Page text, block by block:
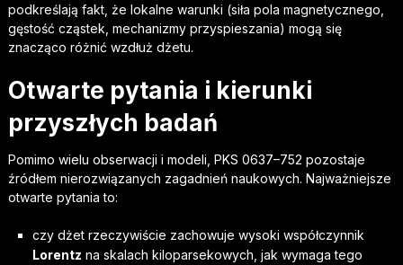
podkreślają fakt, że lokalne warunki (siła pola magnetycznego,
gęstość cząstek, mechanizmy przyspieszania) mogą się
znacząco różnić wzdłuż dżetu.
Otwarte pytania i kierunki
przyszłych badań
Pomimo wielu obserwacji i modeli, PKS 0637–752 pozostaje
źródłem nierozwiązanych zagadnień naukowych. Najważniejsze
otwarte pytania to:
czy dżet rzeczywiście zachowuje wysoki współczynnik
Lorentz na skalach kiloparsekowych, jak wymaga tego